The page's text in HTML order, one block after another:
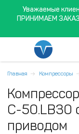
Уважаемые
ПРИНИМАЕМ
Главная Компрессоры
С-50.LB30
приводом